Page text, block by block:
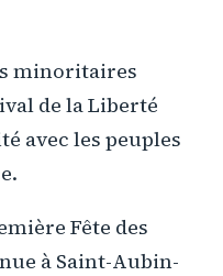
minoritaires
de la Liberté
avec les peuples
Fête des
à Saint-Aubin-